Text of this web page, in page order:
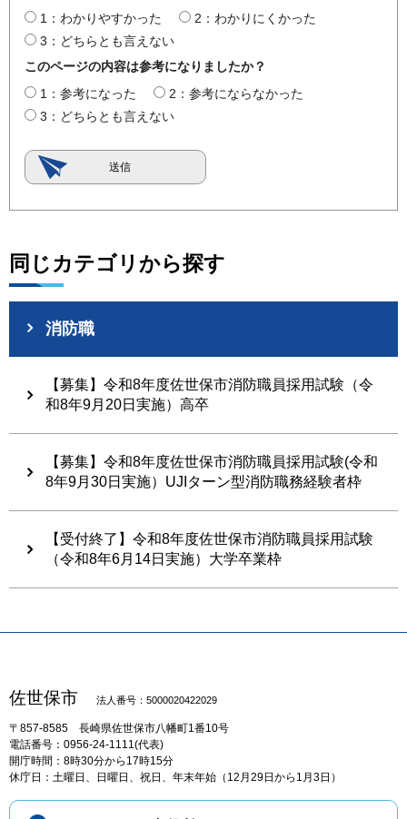
1：わかりやすかった
2：わかりにくかった
3：どちらとも言えない
このページの内容は参考になりましたか？
1：参考になった
2：参考にならなかった
3：どちらとも言えない
同じカテゴリから探す
消防職
【募集】令和8年度佐世保市消防職員採用試験（令
和8年9月20日実施）高卒
【募集】令和8年度佐世保市消防職員採用試験(令和
8年9月30日実施）UJIターン型消防職務経験者枠
【受付終了】令和8年度佐世保市消防職員採用試験
（令和8年6月14日実施）大学卒業枠
佐世保市 法人番号：5000020422029
〒857-8585 長崎県佐世保市八幡町1番10号
電話番号：0956-24-1111(代表)
開庁時間：8時30分から17時15分
休庁日：土曜日、日曜日、祝日、年末年始（12月29日から1月3日）